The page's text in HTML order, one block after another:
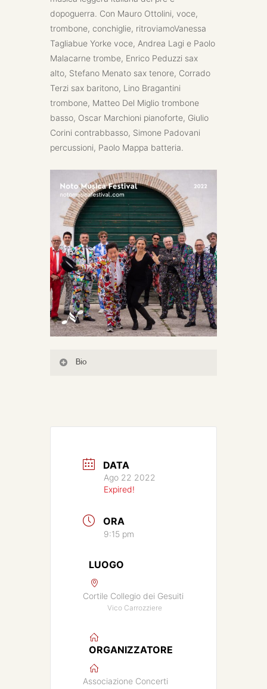
dopoguerra. Con Mauro Ottolini, voce,
trombone, conchiglie, ritroviamoVanessa
Tagliabue Yorke voce, Andrea Lagi e Paolo
Malacarne trombe, Enrico Peduzzi sax
alto, Stefano Menato sax tenore, Corrado
Terzi sax baritono, Lino Bragantini
trombone, Matteo Del Miglio trombone
basso, Oscar Marchioni pianoforte, Giulio
Corini contrabbasso, Simone Padovani
percussioni, Paolo Mappa batteria.
Bio
DATA
Ago 22 2022
Expired!
ORA
9:15 pm
LUOGO
Cortile Collegio dei Gesuiti
Vico Carrozziere
ORGANIZZATORE
Associazione Concerti